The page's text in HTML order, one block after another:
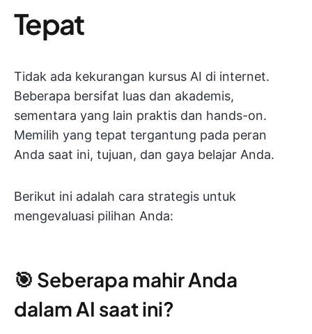
Tepat
Tidak ada kekurangan kursus AI di internet.
Beberapa bersifat luas dan akademis,
sementara yang lain praktis dan hands-on.
Memilih yang tepat tergantung pada peran
Anda saat ini, tujuan, dan gaya belajar Anda.
Berikut ini adalah cara strategis untuk
mengevaluasi pilihan Anda:
🎯 Seberapa mahir Anda
dalam AI saat ini?